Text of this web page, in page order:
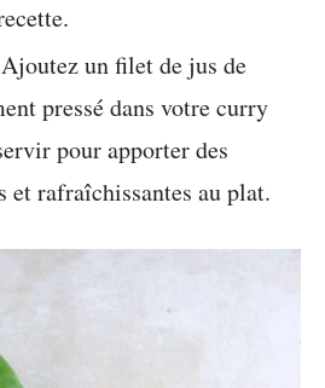
Ajoutez un filet de jus de
pressé dans votre curry
pour apporter des
et rafraîchissantes au plat.